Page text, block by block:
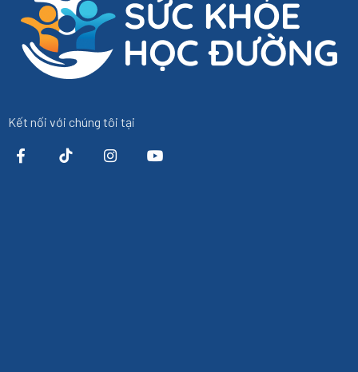
Kết nối với chúng tôi tại